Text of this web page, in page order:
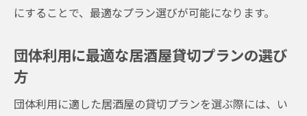
居酒屋で提供される特別なサービスを紹介
プライバシーを重視した大阪市の個室居酒屋で
個室居酒屋でプライバシーを守るポイント
にすることで、最適なプラン選びが可能になります。
団体利用に最適な居酒屋貸切プランの選び
方
団体利用に適した居酒屋の貸切プランを選ぶ際には、い